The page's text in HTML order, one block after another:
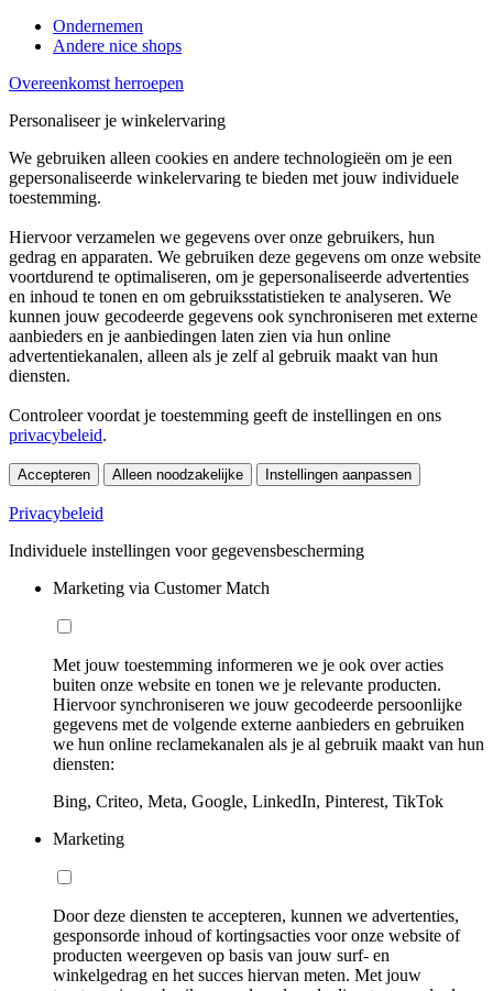
Ondernemen
Andere nice shops
Overeenkomst herroepen
Personaliseer je winkelervaring
We gebruiken alleen cookies en andere technologieën om je een
gepersonaliseerde winkelervaring te bieden met jouw individuele
toestemming.
Hiervoor verzamelen we gegevens over onze gebruikers, hun
gedrag en apparaten. We gebruiken deze gegevens om onze website
voortdurend te optimaliseren, om je gepersonaliseerde advertenties
en inhoud te tonen en om gebruiksstatistieken te analyseren. We
kunnen jouw gecodeerde gegevens ook synchroniseren met externe
aanbieders en je aanbiedingen laten zien via hun online
advertentiekanalen, alleen als je zelf al gebruik maakt van hun
diensten.
Controleer voordat je toestemming geeft de instellingen en ons
privacybeleid.
Accepteren Alleen noodzakelijke Instellingen aanpassen
Privacybeleid
Individuele instellingen voor gegevensbescherming
Marketing via Customer Match
Met jouw toestemming informeren we je ook over acties
buiten onze website en tonen we je relevante producten.
Hiervoor synchroniseren we jouw gecodeerde persoonlijke
gegevens met de volgende externe aanbieders en gebruiken
we hun online reclamekanalen als je al gebruik maakt van hun
diensten:
Bing, Criteo, Meta, Google, LinkedIn, Pinterest, TikTok
Marketing
Door deze diensten te accepteren, kunnen we advertenties,
gesponsorde inhoud of kortingsacties voor onze website of
producten weergeven op basis van jouw surf- en
winkelgedrag en het succes hiervan meten. Met jouw